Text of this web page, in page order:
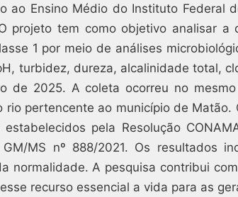
ao Ensino Médio do Instituto Federal
projeto tem como objetivo analisar
1 por meio de análises
turbidez, dureza, alcalinidade total,
de 2025. A coleta ocorreu no
rio pertencente ao município de
estabelecidos pela Resolução
GM/MS nº 888/2021. Os resultados
normalidade. A pesquisa contribui
recurso essencial a vida para as